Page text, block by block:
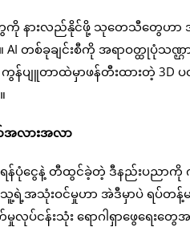
နားလည်နိုင်ဖို့ သုတေသီတွေဟာ အ
တစ်ခုချင်းစီကို အရာဝတ္ထုပုံသဏ္ဌ
န်ပျူတာထဲမှာဖန်တီးထားတဲ့ 3D
အလားအလာ
ပုံငွေနဲ့ တီထွင်ခဲ့တဲ့ ဒီနည်းပညာကို
သူ့ရဲ့အသုံးဝင်မှုဟာ အဲဒီမှာပဲ ရပ်တန့်
လုပ်ငန်းသုံး ရောဂါရှာဖွေရေ